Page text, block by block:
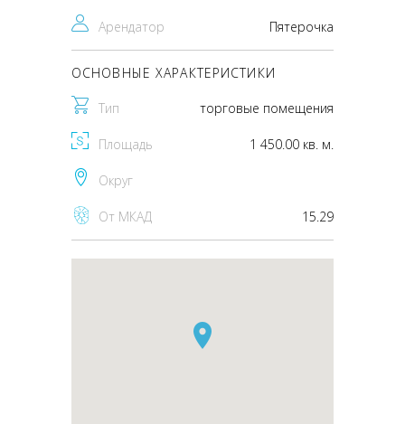
Арендатор Пятерочка
ОСНОВНЫЕ ХАРАКТЕРИСТИКИ
Тип торговые помещения
Площадь 1 450.00 кв. м.
Округ
От МКАД 15.29